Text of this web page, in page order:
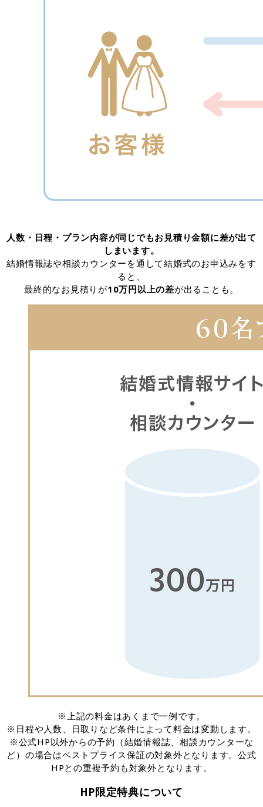
人数・日程・プラン内容が同じでもお見積り金額に差が出て
しまいます。
結婚情報誌や相談カウンターを通して結婚式のお申込みをす
ると、
最終的なお見積りが10万円以上の差が出ることも。
※上記の料金はあくまで一例です。
※日程や人数、日取りなど条件によって料金は変動します。
※公式HP以外からの予約（結婚情報誌、相談カウンターな
ど）の場合はベストプライス保証の対象外となります。公式
HPとの重複予約も対象外となります。
HP限定特典について